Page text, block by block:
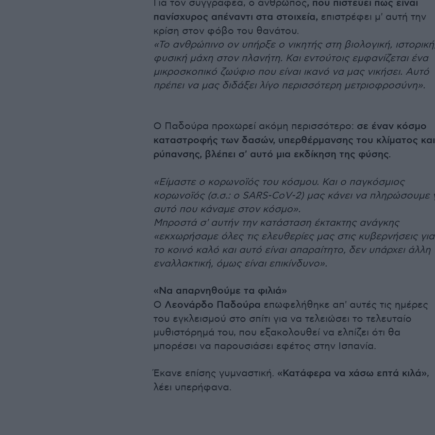
Για τον συγγραφέα, ο άνθρωπος, που πιστεύει πως είναι
πανίσχυρος απέναντι στα στοιχεία, επιστρέφει μ' αυτή την
κρίση στον φόβο του θανάτου.
«Το ανθρώπινο ον υπήρξε ο νικητής στη βιολογική,
φυσική μάχη στον πλανήτη. Και εντούτοις εμφανίζεται ένα
μικροσκοπικό ζωύφιο που είναι ικανό να μας νικήσει. Αυτό
πρέπει να μας διδάξει λίγο περισσότερη μετριοφροσύνη».
Ο Παδούρα προχωρεί ακόμη περισσότερο: σε έναν κόσμο
καταστροφής των δασών, υπερθέρμανσης του κλίματος και
ρύπανσης, βλέπει σ' αυτό μια εκδίκηση της φύσης.
«Είμαστε ο κορωνοϊός του κόσμου. Και ο παγκόσμιος
κορωνοϊός (σ.σ.: ο SARS-CoV-2) μας κάνει να πληρώσουμε
αυτό που κάναμε στον κόσμο».
Μπροστά σ' αυτήν την κατάσταση έκτακτης ανάγκης
«εκχωρήσαμε όλες τις ελευθερίες μας στις κυβερνήσεις για
το κοινό καλό και αυτό είναι απαραίτητο, δεν υπάρχει άλλη
εναλλακτική, όμως είναι επικίνδυνο».
«Να απαρνηθούμε τα φιλιά»
Ο Λεονάρδο Παδούρα επωφελήθηκε απ' αυτές τις ημέρες
του εγκλεισμού στο σπίτι για να τελειώσει το τελευταίο
μυθιστόρημά του, που εξακολουθεί να ελπίζει ότι θα
μπορέσει να παρουσιάσει εφέτος στην Ισπανία.
Έκανε επίσης γυμναστική. «Κατάφερα να χάσω επτά κιλά»,
λέει υπερήφανα.